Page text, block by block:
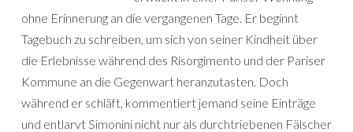
ohne Erinnerung an die vergangenen Tage. Er beginnt
Tagebuch zu schreiben, um sich von seiner Kindheit über
die Erlebnisse während des Risorgimento und der Pariser
Kommune an die Gegenwart heranzutasten. Doch
während er schläft, kommentiert jemand seine Einträge
und entlarvt Simonini nicht nur als durchtriebenen Fälscher